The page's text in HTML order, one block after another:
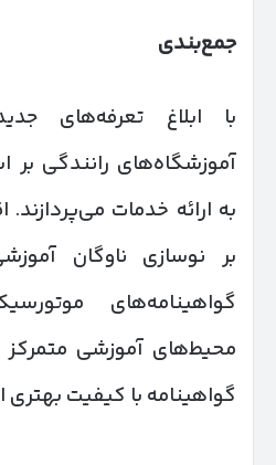
جمع‌بندی
آموزشگاه‌های رانندگی
به ارائه خدمات
بر نوسازی ناوگان
گواهینامه‌های
محیط‌های آموزشی متمرکز
گواهینامه با کیفیت بهتری